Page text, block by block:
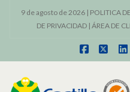
9 de agosto de 2026 | POLITICA
DE PRIVACIDAD| ÁREA DE
Facebook
X